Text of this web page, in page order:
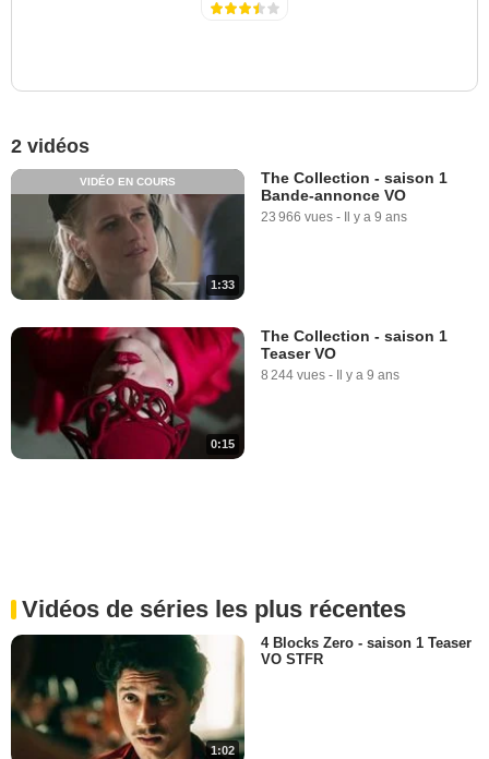
2 vidéos
1:33
VIDÉO EN COURS
The Collection - saison 1
Bande-annonce VO
23 966 vues - Il y a 9 ans
0:15
The Collection - saison 1
Teaser VO
8 244 vues - Il y a 9 ans
Vidéos de séries les plus récentes
1:02
4 Blocks Zero - saison 1 Teaser
VO STFR